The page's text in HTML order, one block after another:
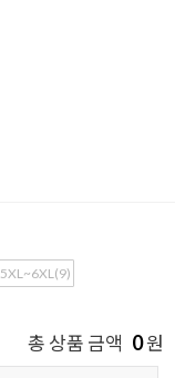
5XL~6XL(9)
총 상품 금액 0원